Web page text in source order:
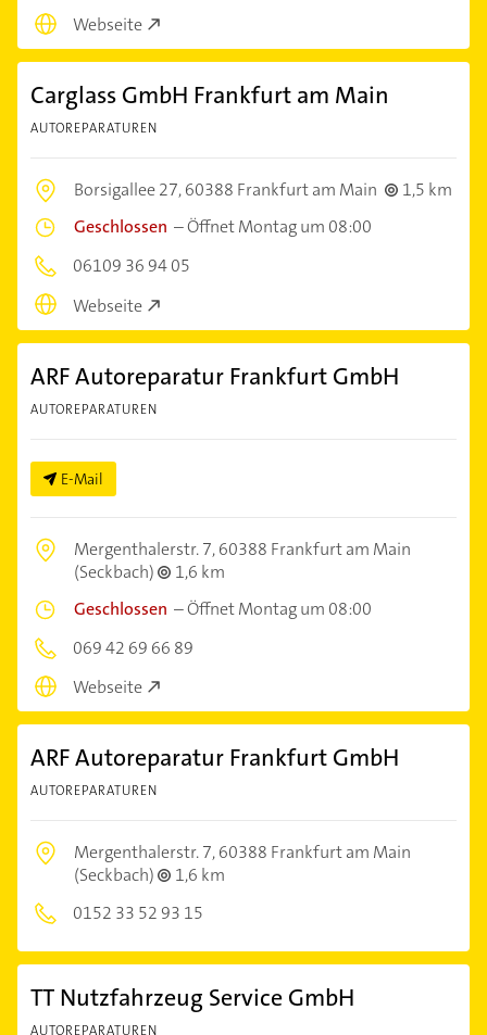
Webseite
Carglass GmbH Frankfurt am Main
AUTOREPARATUREN
Borsigallee 27,60388 Frankfurt am Main
1,5 km
Geschlossen –Öffnet Montag um 08:00
06109 36 94 05
Webseite
ARF Autoreparatur Frankfurt GmbH
AUTOREPARATUREN
E-Mail
Mergenthalerstr. 7,60388 Frankfurt am Main
(Seckbach)
1,6 km
Geschlossen –Öffnet Montag um 08:00
069 42 69 66 89
Webseite
ARF Autoreparatur Frankfurt GmbH
AUTOREPARATUREN
Mergenthalerstr. 7,60388 Frankfurt am Main
(Seckbach)
1,6 km
0152 33 52 93 15
TT Nutzfahrzeug Service GmbH
AUTOREPARATUREN